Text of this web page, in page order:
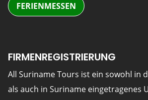
FERIENMESSEN
FIRMENREGISTRIERUNG
All Suriname Tours ist ein sowohl in
als auch in Suriname eingetragenes